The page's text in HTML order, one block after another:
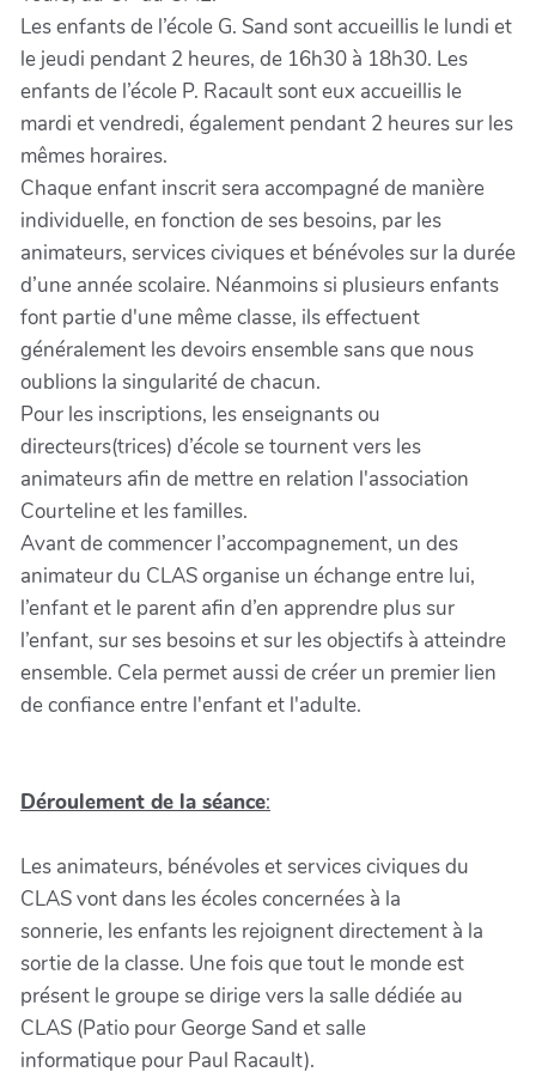
Les enfants de l’école G. Sand sont accueillis le lundi et
le jeudi pendant 2 heures, de 16h30 à 18h30. Les
enfants de l’école P. Racault sont eux accueillis le
mardi et vendredi, également pendant 2 heures sur les
mêmes horaires.
Chaque enfant inscrit sera accompagné de manière
individuelle, en fonction de ses besoins, par les
animateurs, services civiques et bénévoles sur la durée
d’une année scolaire. Néanmoins si plusieurs enfants
font partie d'une même classe, ils effectuent
généralement les devoirs ensemble sans que nous
oublions la singularité de chacun.
Pour les inscriptions, les enseignants ou
directeurs(trices) d’école se tournent vers les
animateurs afin de mettre en relation l'association
Courteline et les familles.
Avant de commencer l’accompagnement, un des
animateur du CLAS organise un échange entre lui,
l’enfant et le parent afin d’en apprendre plus sur
l’enfant, sur ses besoins et sur les objectifs à atteindre
ensemble. Cela permet aussi de créer un premier lien
de confiance entre l'enfant et l'adulte.
Déroulement de la séance:
Les animateurs, bénévoles et services civiques du
CLAS vont dans les écoles concernées à la
sonnerie, les enfants les rejoignent directement à la
sortie de la classe. Une fois que tout le monde est
présent le groupe se dirige vers la salle dédiée au
CLAS (Patio pour George Sand et salle
informatique pour Paul Racault).